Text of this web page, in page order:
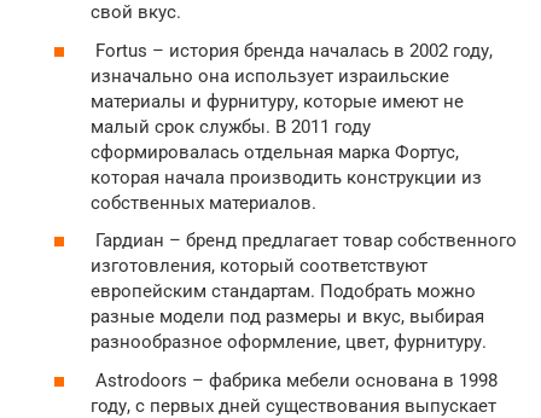
свой вкус.
Fortus – история бренда началась в 2002 году,
изначально она использует израильские
материалы и фурнитуру, которые имеют не
малый срок службы. В 2011 году
сформировалась отдельная марка Фортус,
которая начала производить конструкции из
собственных материалов.
Гардиан – бренд предлагает товар собственного
изготовления, который соответствуют
европейским стандартам. Подобрать можно
разные модели под размеры и вкус, выбирая
разнообразное оформление, цвет, фурнитуру.
Astrodoors – фабрика мебели основана в 1998
году, с первых дней существования выпускает